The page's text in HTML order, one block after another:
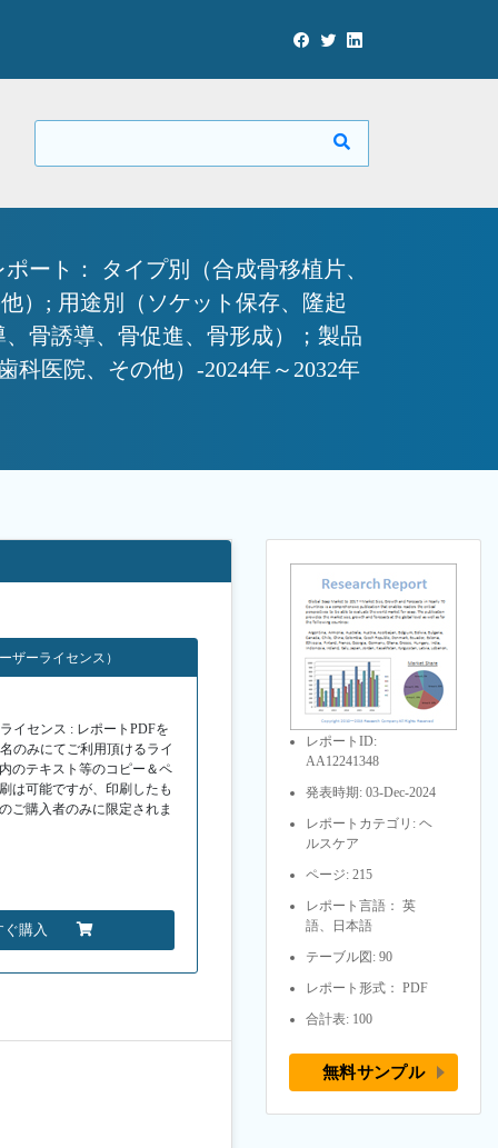
ート： タイプ別（合成骨移植片、
）; 用途別（ソケット保存、隆起
骨誘導、骨促進、骨形成）；製品
科医院、その他）-2024年～2032年
ザーライセンス）
イセンス : レポートPDFを
のみにてご利用頂けるライ
のテキスト等のコピー＆ペ
は可能ですが、印刷したも
ご購入者のみに限定されま
購入
レポートID:
AA12241348
発表時期: 03-Dec-2024
レポートカテゴリ: ヘ
ルスケア
ページ: 215
レポート言語： 英
語、日本語
テーブル図: 90
レポート形式： PDF
合計表: 100
無料サンプル